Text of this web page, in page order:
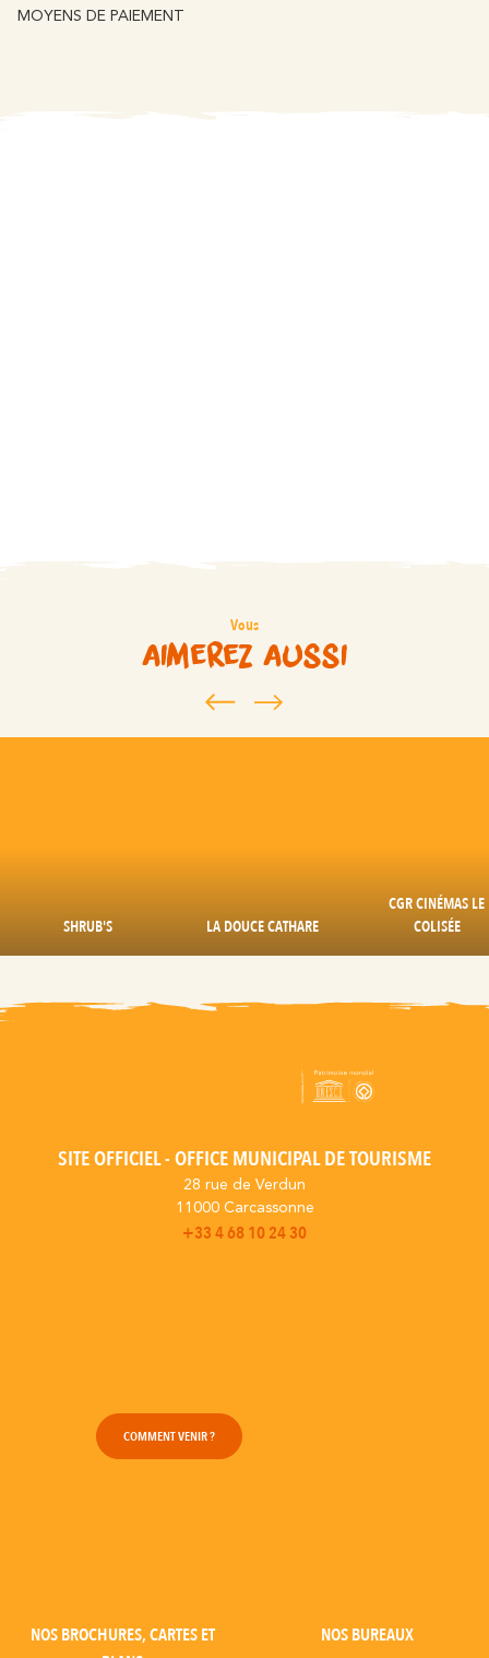
MOYENS DE PAIEMENT
Vous
aimerez aussi
SHRUB'S LA DOUCE CATHARE
CGR CINÉMAS LE
COLISÉE
SITE OFFICIEL - OFFICE MUNICIPAL DE TOURISME
28 rue de Verdun
11000 Carcassonne
+33 4 68 10 24 30
COMMENT VENIR ?
NOS BROCHURES, CARTES ET
NOS BUREAUX